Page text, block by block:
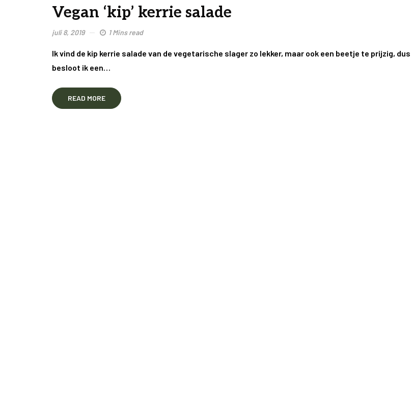
Vegan ‘kip’ kerrie salade
juli 8, 2019 1 Mins read
Ik vind de kip kerrie salade van de vegetarische slager zo lekker, maar ook een beetje te prijzig, dus
besloot ik een…
READ MORE